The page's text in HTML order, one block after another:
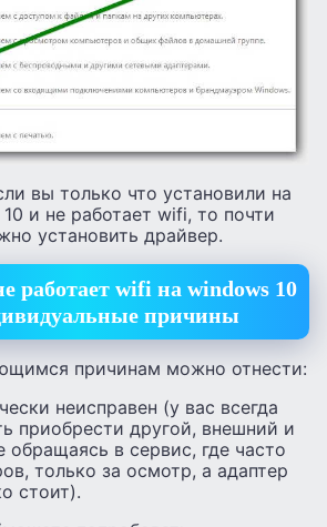
вы только что установили на
и не работает wifi, то почти
установить драйвер.
работает wifi на windows 10
причины
причинам можно отнести:
неисправен (у вас всегда
приобрести другой, внешний и
обращаясь в сервис, где часто
только за осмотр, а адаптер
стоит).